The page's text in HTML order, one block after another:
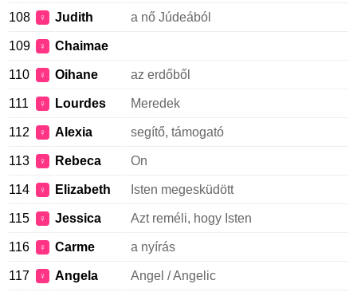
108 ♀ Judith a nő Júdeából
109 ♀ Chaimae
110 ♀ Oihane az erdőből
111 ♀ Lourdes Meredek
112 ♀ Alexia segítő, támogató
113 ♀ Rebeca On
114 ♀ Elizabeth Isten megesküdött
115 ♀ Jessica Azt reméli, hogy Isten
116 ♀ Carme a nyírás
117 ♀ Angela Angel / Angelic